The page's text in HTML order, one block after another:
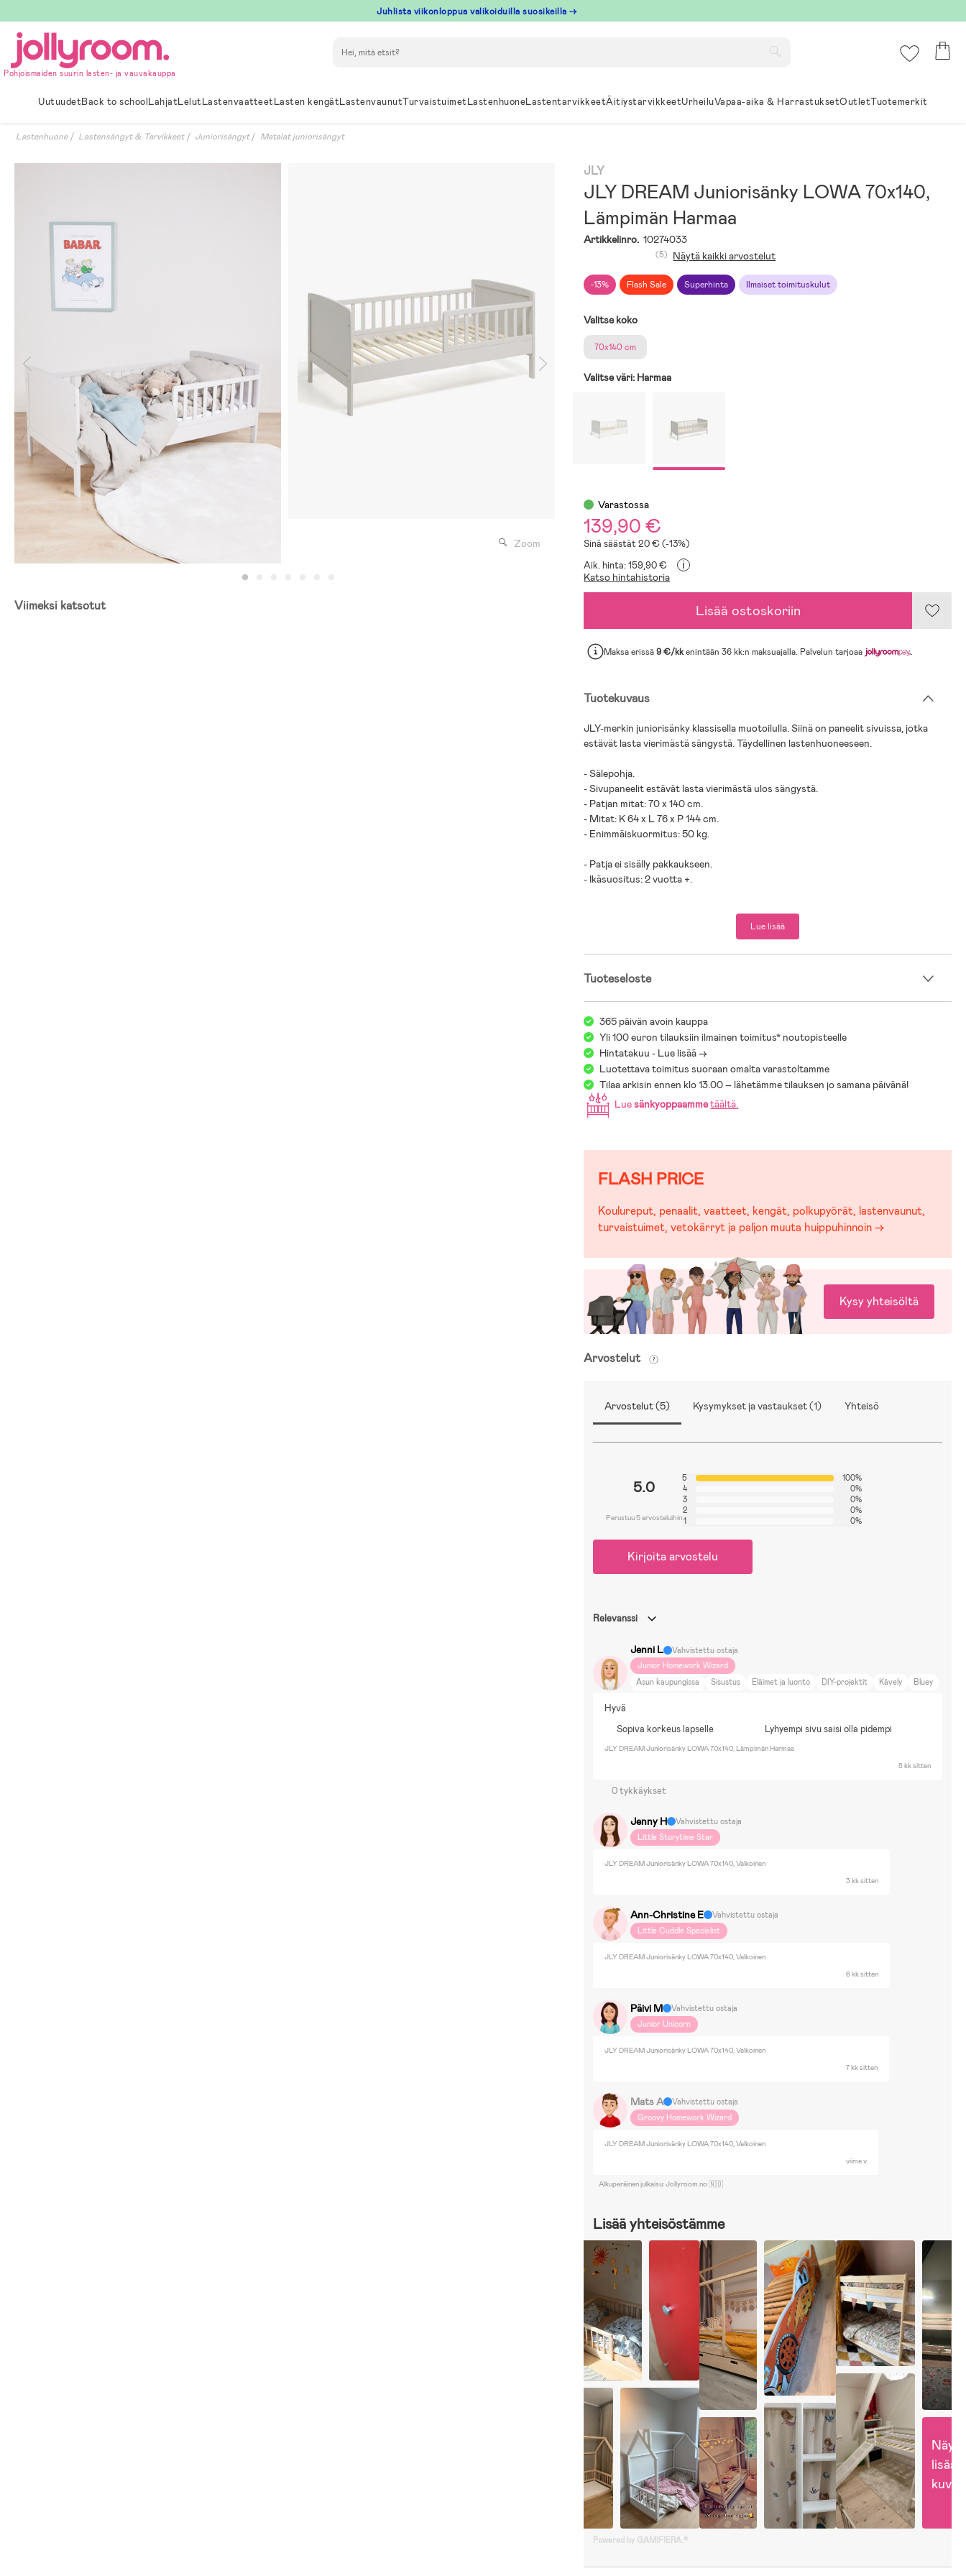
till
innehållet
Juhlista viikonloppua valikoiduilla suosikeilla →
Pohjoismaiden suurin lasten- ja vauvakauppa
UutuudetBack to schoolLahjatLelutLastenvaatteetLasten kengätLastenvaunutTurvaistuimetLastenhuoneLastentarvikkeetÄitiystarvikkeetUrheiluVapaa-aika & HarrastuksetOutletTuotemerkit
Lastenhuone Lastensängyt & Tarvikkeet Juniorisängyt Matalat juniorisängyt
Zoom
Viimeksi katsotut
JLY
JLY DREAM Juniorisänky LOWA 70x140,
Lämpimän Harmaa
Artikkelinro. 10274033
-13% Flash Sale Superhinta Ilmaiset toimituskulut
(5) Näytä kaikki arvostelut
Valitse koko
70x140 cm
Valitse väri: Harmaa
Varastossa
139,90 €
Sinä säästät 20 € (-13%)
Aik. hinta: 159,90 €
i
Katso hintahistoria
Lisää ostoskoriin
Maksa erissä9 €/kkenintään 36 kk:n maksuajalla. Palvelun tarjoaa .
Tuotekuvaus
JLY-merkin juniorisänky klassisella muotoilulla. Siinä on paneelit sivuissa, jotka
estävät lasta vierimästä sängystä. Täydellinen lastenhuoneeseen.
- Sälepohja.
- Sivupaneelit estävät lasta vierimästä ulos sängystä.
- Patjan mitat: 70 x 140 cm.
- Mitat: K 64 x L 76 x P 144 cm.
- Enimmäiskuormitus: 50 kg.
- Patja ei sisälly pakkaukseen.
- Ikäsuositus: 2 vuotta +.
Lue lisää
Tuoteseloste
365 päivän avoin kauppa
Yli 100 euron tilauksiin ilmainen toimitus* noutopisteelle
Hintatakuu - Lue lisää ->
Luotettava toimitus suoraan omalta varastoltamme
Tilaa arkisin ennen klo 13.00 – lähetämme tilauksen jo samana päivänä!
Luesänkyoppaammetäältä.
FLASH PRICE
Koulureput, penaalit, vaatteet, kengät, polkupyörät, lastenvaunut,
turvaistuimet, vetokärryt ja paljon muuta huippuhinnoin →
Kysy yhteisöltä
Arvostelut
Arvostelut (5) Kysymykset ja vastaukset (1) Yhteisö
5.0
Perustuu 5 arvosteluihin
5
100%
4
0%
3
0%
2
0%
1
0%
Kirjoita arvostelu
Relevanssi
Jenni L
Vahvistettu ostaja
Junior Homework Wizard
Asun kaupungissa
Sisustus Eläimet ja luonto DIY-projektit Kävely
Bluey
Hyvä
Sopiva korkeus lapselle
Lyhyempi sivu saisi olla pidempi
JLY DREAM Juniorisänky LOWA 70x140, Lämpimän Harmaa
8 kk sitten
0 tykkäykset
Jenny H
Vahvistettu ostaja
Little Storytime Star
JLY DREAM Juniorisänky LOWA 70x140, Valkoinen
3 kk sitten
Ann-Christine E
Vahvistettu ostaja
Little Cuddle Specialist
JLY DREAM Juniorisänky LOWA 70x140, Valkoinen
6 kk sitten
Päivi M
Vahvistettu ostaja
Junior Unicorn
JLY DREAM Juniorisänky LOWA 70x140, Valkoinen
7 kk sitten
Mats A
Vahvistettu ostaja
Groovy Homework Wizard
JLY DREAM Juniorisänky LOWA 70x140, Valkoinen
viime v
Alkuperäinen julkaisu: Jollyroom.no 🇳🇴
Lisää yhteisöstämme
lisää
kuvia
Powered by GAMIFIERA.®